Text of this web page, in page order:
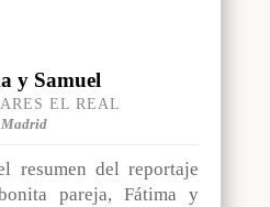
y Samuel
EL REAL
Madrid
resumen del reportaje
pareja, Fátima y